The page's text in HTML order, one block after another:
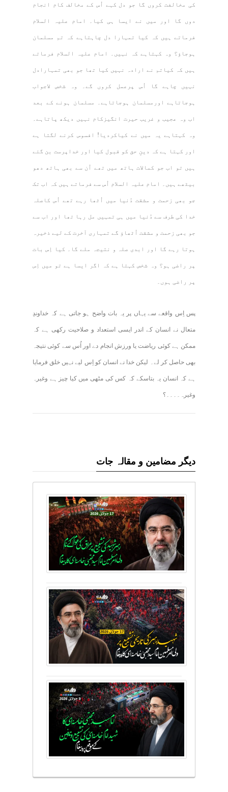
کی مخالفت کروں گا جو دل کہے اُس کے مخالف کام انجام
دوں گا اور میں نے ایسا ہی کیا۔ امام علیہ السلام
فرماتے ہیں کہ کیا تمہارا دل چاہتاہے کہ تم مسلمان
ہوجاؤ؟ وہ کہتاہے کہ نہیں۔ امام علیہ السلام فرماتے
ہیں کہ کیاتم نے ارادہ نہیں کیا تھا جو بھی تمہارادل
نہیں چاہے گا اُس پرعمل کروں گے۔ وہ شخص لاجواب
ہوجاتاہے اورمسلمان ہوجاتاہے۔ مسلمان ہونے کے بعد
اب وہ عجیب و غریب حیرت انگیزکام نہیں دیکھ پاتاہے۔
وہ کہتاہے یہ میں نے کیاکردیا! افسوس کرنے لگتا ہے
اور کہتا ہے کہ دینِ حق کو قبول کیا اور خداپرست بن گئے
ہیں تو اب جو کمالات ہاتھ میں تھے اُن سے بھی ہاتھ دھو
بیٹھے ہیں۔ امام علیہ السلام اُس سے فرماتے ہیں کہ اب تک
جو بھی زحمت و مشقت دُنیا میں اُٹھا رہے تھے اُس کاصلہ
خدا کی طرف سے دُنیا میں ہی تمہیں مل رہا تھا اور اب سے
جو بھی زحمت و مشقت اُٹھاؤ گے تمہاری آخرت کے لیے ذخیرہ
ہوتا رہے گا اور ابدی صلہ و نتیجہ ملے گا۔ کیا اِس بات
پر راضی ہو؟ وہ شخص کہتا ہے کہ اگر ایسا ہے تو میں اِس
پر راضی ہوں۔
پس اِس واقعے سے یہاں پر یہ بات واضح ہو جاتی ہے کہ خداوندِ
متعال نے انسان کے اندر ایسی استعداد و صلاحیت رکھی ہے کہ
ممکن ہے کوئی ریاضت یا ورزش انجام دے اور اُس سے کوئی نتیجہ
بھی حاصل کر لے۔ لیکن خدا نے انسان کو اِس لیے نہیں خلق فرمایا
ہے کہ انسان یہ بتاسکے کہ کس کی مٹھی میں کیا چیز ہے وغیرہ
وغیرہ۔۔۔۔؟
دیگر مضامین و مقالہ جات